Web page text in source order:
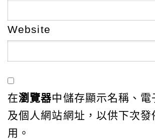
Website
在瀏覽器中儲存顯示名稱、電
及個人網站網址，以供下次發
用。